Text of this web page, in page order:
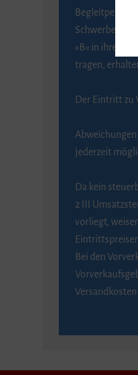
»B« in ihrem
tragen,
Der Eintritt zu
Abweichungen
jederzeit
Da kein
2 III
vorliegt,
Bei den